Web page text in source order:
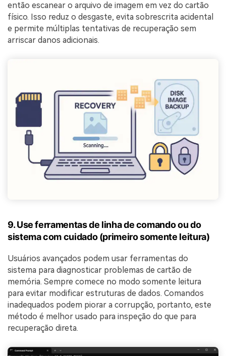
então escanear o arquivo de imagem em vez do cartão
físico. Isso reduz o desgaste, evita sobrescrita acidental
e permite múltiplas tentativas de recuperação sem
arriscar danos adicionais.
9. Use ferramentas de linha de comando ou do
sistema com cuidado (primeiro somente leitura)
Usuários avançados podem usar ferramentas do
sistema para diagnosticar problemas de cartão de
memória. Sempre comece no modo somente leitura
para evitar modificar estruturas de dados. Comandos
inadequados podem piorar a corrupção, portanto, este
método é melhor usado para inspeção do que para
recuperação direta.